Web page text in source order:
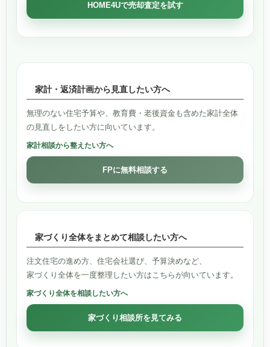
HOME4Uで売却査定を試す
家計・返済計画から見直したい方へ
無理のない住宅予算や、教育費・老後資金も含めた家計全体
の見直しをしたい方に向いています。
家計相談から整えたい方へ
FPに無料相談する
家づくり全体をまとめて相談したい方へ
注文住宅の進め方、住宅会社選び、予算決めなど、
家づくり全体を一度整理したい方はこちらが向いています。
家づくり全体を相談したい方へ
家づくり相談所を見てみる